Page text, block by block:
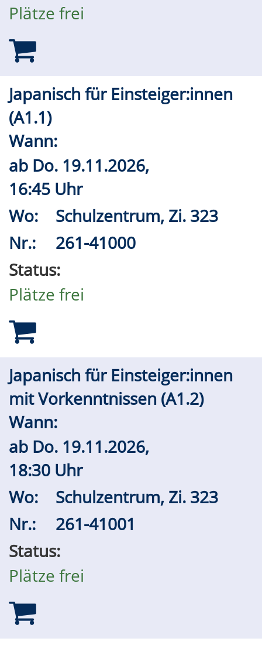
Plätze frei
Japanisch für Einsteiger:innen
(A1.1)
Wann:
ab Do. 19.11.2026,
16:45 Uhr
Wo:
Schulzentrum, Zi. 323
Nr.:
261-41000
Status:
Plätze frei
Japanisch für Einsteiger:innen
mit Vorkenntnissen (A1.2)
Wann:
ab Do. 19.11.2026,
18:30 Uhr
Wo:
Schulzentrum, Zi. 323
Nr.:
261-41001
Status:
Plätze frei